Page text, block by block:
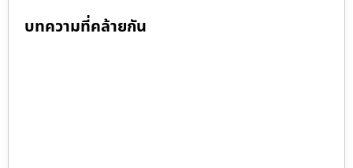
บทความที่คล้ายกัน